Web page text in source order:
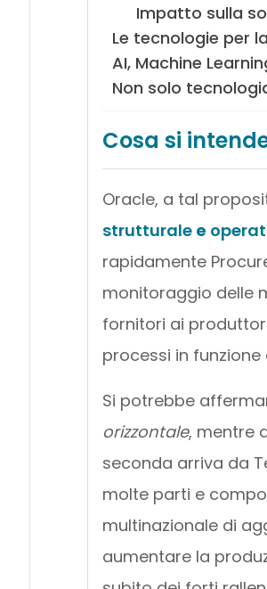
Impatto sulla
Le tecnologie per
AI, Machine
Non solo
Cosa si
Oracle, a tal
strutturalee
rapidamente
monitoraggio delle
fornitori ai
processi in
Si potrebbe
orizzontale, mentre
seconda arriva da
molte parti e
multinazionale di
aumentare la